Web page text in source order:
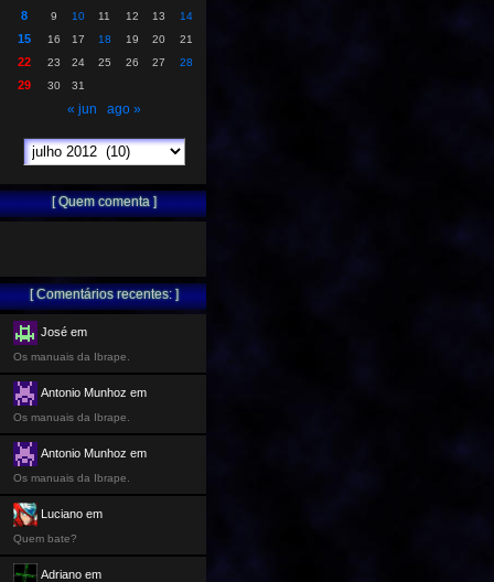
8 9 10 11 12 13 14
15 16 17 18 19 20 21
22 23 24 25 26 27 28
29 30 31
« jun ago »
[ Quem comenta ]
[ Comentários recentes: ]
José em
Os manuais da Ibrape.
Antonio Munhoz em
Os manuais da Ibrape.
Antonio Munhoz em
Os manuais da Ibrape.
Luciano em
Quem bate?
Adriano em